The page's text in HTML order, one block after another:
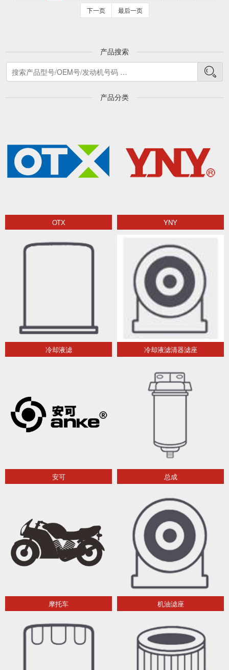
下一页 最后一页
产品搜索
产品分类
OTX YNY
冷却液滤 冷却液滤清器滤座
安可 总成
摩托车 机油滤座